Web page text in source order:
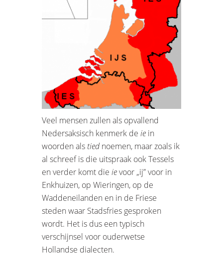
Veel mensen zullen als opvallend
Nedersaksisch kenmerk de ie in
woorden als tiednoemen, maar zoals ik
al schreef is die uitspraak ook Tessels
en verder komt die ievoor „ij” voor in
Enkhuizen, op Wieringen, op de
Waddeneilanden en in de Friese
steden waar Stadsfries gesproken
wordt. Het is dus een typisch
verschijnsel voor ouderwetse
Hollandse dialecten.